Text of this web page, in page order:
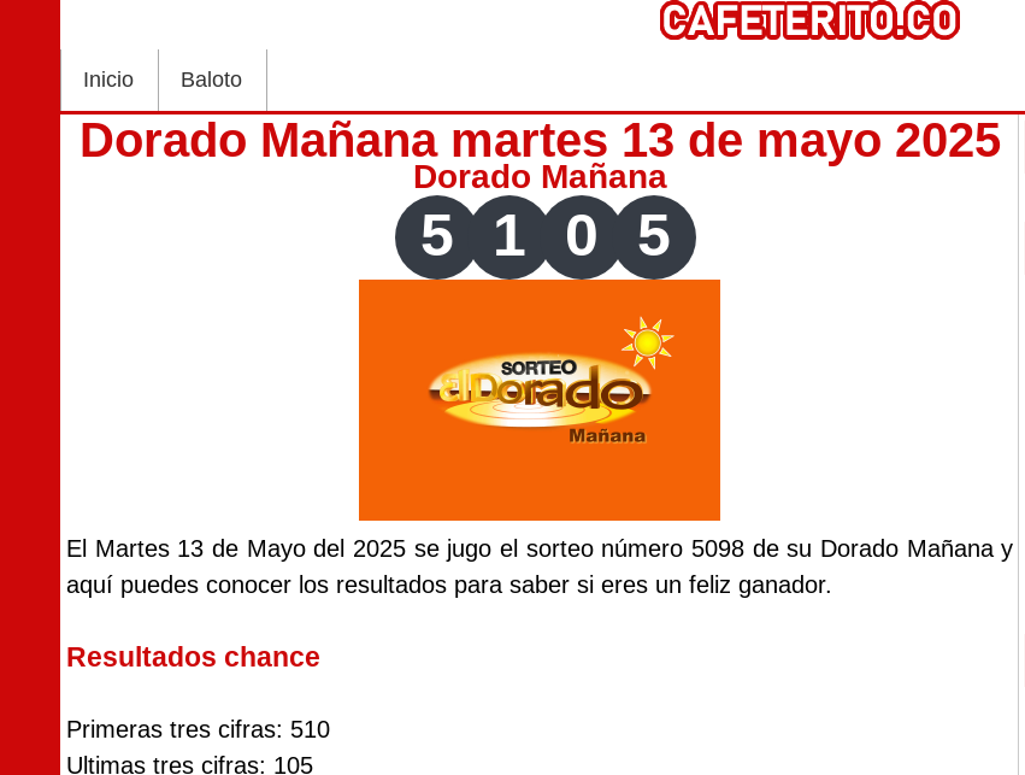
Inicio Baloto
Dorado Mañana martes 13 de mayo 2025
Dorado Mañana
5 1 0 5
El Martes 13 de Mayo del 2025 se jugo el sorteo número 5098 de su Dorado Mañana y
aquí puedes conocer los resultados para saber si eres un feliz ganador.
Resultados chance
Primeras tres cifras: 510
Ultimas tres cifras: 105